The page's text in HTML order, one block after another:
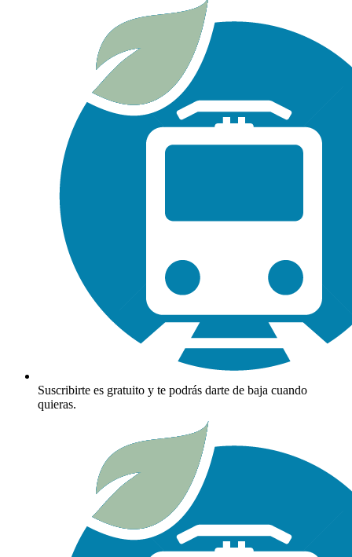
Suscribirte es gratuito y te podrás darte de baja cuando
quieras.